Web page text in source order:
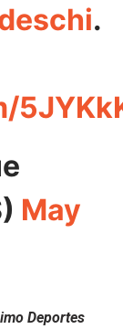
.
May
Deportes